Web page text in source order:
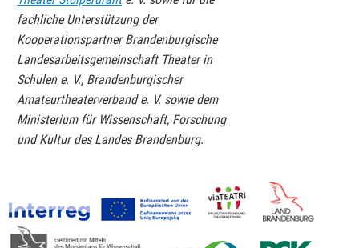
fachliche Unterstützung der
Kooperationspartner Brandenburgische
Landesarbeitsgemeinschaft Theater in
Schulen e. V., Brandenburgischer
Amateurtheaterverband e. V. sowie dem
Ministerium für Wissenschaft, Forschung
und Kultur des Landes Brandenburg.